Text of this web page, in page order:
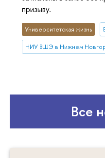
призыву.
Университетская жизнь
НИУ ВШЭ в Нижнем
Все